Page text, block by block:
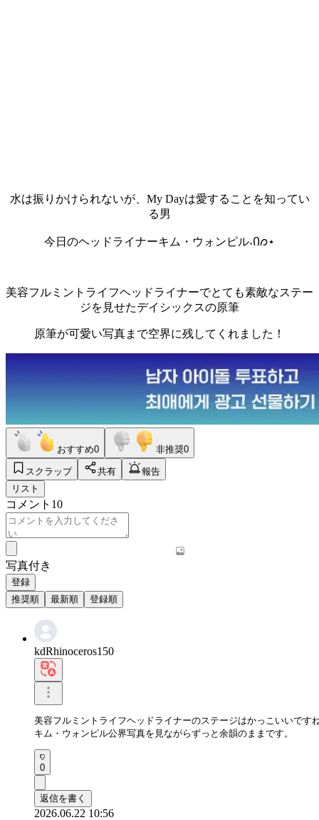
水は振りかけられないが、My Dayは愛することを知ってい
る男
今日のヘッドライナーキム・ウォンピル˖Ი𐑼⋆
美容フルミントライフヘッドライナーでとても素敵なステー
ジを見せたデイシックスの原筆
原筆が可愛い写真まで空界に残してくれました！
おすすめ0 非推奨0
スクラップ 共有
報告
リスト
コメント 10
写真付き
登録
推奨順
最新順 登録順
kdRhinoceros150
美容フルミントライフヘッドライナーのステージはかっこいいで
キム・ウォンピル公界写真を見ながらずっと余韻のままです。
0
返信を書く
2026.06.22 10:56